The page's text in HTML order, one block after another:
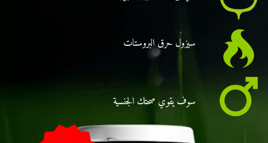
سيزول حرق البروستات
سوف يقوي صحتك الجنسية